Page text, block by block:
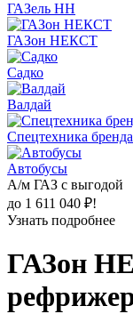
ГАЗель НН
ГАЗон НЕКСТ
Садко
Валдай
Спецтехника
Автобусы
А/м ГАЗ с выгодой
до 1 611 040 ₽!
Узнать подробнее
ГАЗон